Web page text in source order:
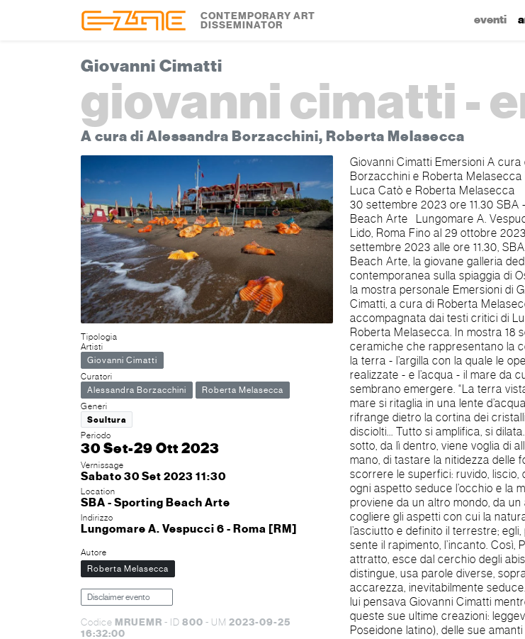
CONTEMPORARY ART
DISSEMINATOR eventi
Giovanni Cimatti
giovanni cimatti -
A cura di Alessandra Borzacchini, Roberta Melasecca
Tipologia
Artisti
Giovanni Cimatti
Curatori
Alessandra Borzacchini
Roberta Melasecca
Generi
Scultura
Periodo
30 Set-29 Ott 2023
Vernissage
Sabato 30 Set 2023 11:30
Location
SBA - Sporting Beach Arte
Indirizzo
Lungomare A. Vespucci 6 - Roma [RM]
Autore
Roberta Melasecca
Disclaimer evento
Codice MRUEMR - ID 800 - UM 2023-09-25
16:32:00
Giovanni Cimatti Emersioni A cura
Borzacchini e Roberta Melasecca
Luca Catò e Roberta Melasecca
30 settembre 2023 ore 11.30 SBA - Sporting
Beach Arte Lungomare A. Vespucci 6 - Ostia
Lido, Roma Fino al 29 ottobre 2023 Sabato 30
settembre 2023 alle ore 11.30,
Beach Arte, la giovane galleria
contemporanea sulla spiaggia di
la mostra personale Emersioni di
Cimatti, a cura di Roberta
accompagnata dai testi critici di
Roberta Melasecca. In mostra 18 sculture
ceramiche che rappresentano la
la terra - l’argilla con la quale le
realizzate - e l’acqua - il mare da
sembrano emergere. “La terra vista da dentro il
mare si ritaglia in una lente
rifrange dietro la cortina dei
disciolti... Tutto si amplifica, si
sotto, da lì dentro, viene voglia di
mano, di tastare la nitidezza delle
scorrere le superfici: ruvido, liscio,
ogni aspetto seduce l’occhio e la
proviene da un altro mondo, da un
cogliere gli aspetti con cui la
l’asciutto e definito il terrestre;
sente il rapimento, l’incanto. Così,
attratto, esce dal cerchio degli
distingue, usa parole diverse,
accarezza, inevitabilmente
lui pensava Giovanni Cimatti
queste sue ultime creazioni:
Poseidone latino), delle sue amanti
purissimi che si solidificano al
il sole, ora come interferenze da
sconfinano nel verde delle
abitano le smerigliate dune. Le sculture di Cimatti
sorgono dalla luce, approdano sulla sabbia nera
memore del passaggio dei vulcani e, nella loro
consistenza, conservano intatto il
sedimenti; appaiono,
mosse da assenza di prospettiva
dalle profondità delle linee
flusso transizionale, mutano aspetti e
riflettendo i giallastri granelli di
e i prismi verdi dei pirosseni. Su di esse l’artista
traccia curve topografiche di
che forniscono il rilievo del cielo
Clément) e rileva le impronte di
primordiali studiati con il dettaglio macroscopico
o misurati con la geometria
critico di Roberta Melasecca)
periodo della mostra sono
laboratori: il 26 ottobre alle ore
con l’artista Il Tempo e l’Argilla
Art Week e il 28 e 29 ottobre il
sottili. Giovanni Cimatti è stato
d’Arte di Siena, direttore della
Plastica “T. Minardi” di
all’Istituto Statale d’Arte per la
Faenza. Ha iniziato l’attività
settanta sviluppando una
rapporti fra forma e superficie
tecniche come i decori d’argilla a
le decalcomanie, le terre
interessa anche dell’alta
invitato in importanti mostre